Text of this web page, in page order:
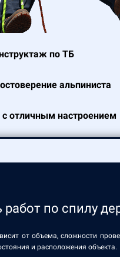
по ТБ
альпиниста
отличным настроением
по спилу
от объема, сложности
и расположения объекта.